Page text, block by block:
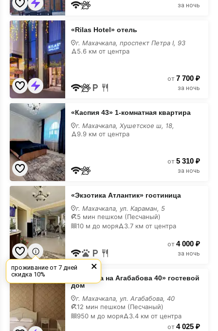
за ночь
«Rilas
Hotel»
отель
недорого
«Rilas Hotel» отель
г. Махачкала, проспект Петра I, 93
5.6 км от центра
от 7 700 ₽
за ночь
«Каспия
43»
комнатная
квартира
недорого
«Каспия 43» 1-комнатная квартира
г. Махачкала, Хушетское ш, 18,
9.9 км от центра
от 5 310 ₽
за ночь
«Экзотика
Атлантик»
гостиница
недорого
«Экзотика Атлантик» гостиница
г. Махачкала, ул. Караман, 5
5 мин пешком (Песчаный)
10 м до моря
3.7 км от центра
от 4 000 ₽
за ночь
«Эленика
Агабабова
40»
гостевой
дом
недорого
«Эленика на Агабабова 40» гостевой
дом
г. Махачкала, ул. Агабабова, 40
12 мин пешком (Песчаный)
950 м до моря
3.4 км от центра
от 4 025 ₽
×
проживание от 7 дней
скидка 10%